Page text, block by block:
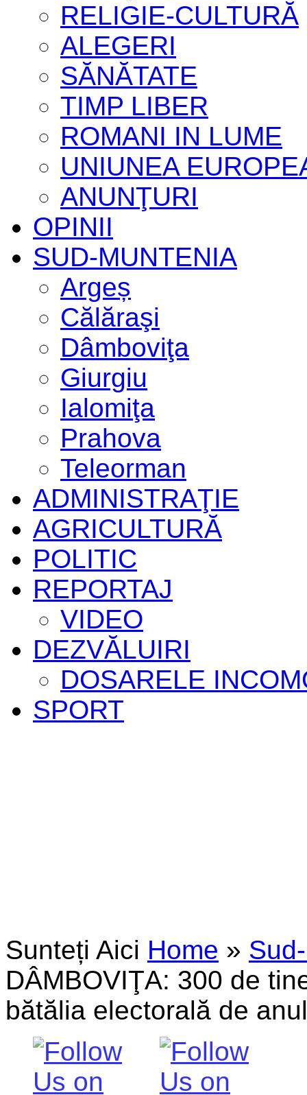
RELIGIE-CULTURĂ
ALEGERI
SĂNĂTATE
TIMP LIBER
ROMANI IN LUME
UNIUNEA
ANUNŢURI
OPINII
SUD-MUNTENIA
Argeș
Călăraşi
Dâmboviţa
Giurgiu
Ialomiţa
Prahova
Teleorman
ADMINISTRAŢIE
AGRICULTURĂ
POLITIC
REPORTAJ
VIDEO
DEZVĂLUIRI
DOSARELE
SPORT
Sunteți Aici Home »
DÂMBOVIŢA: 300 de
bătălia electorală de